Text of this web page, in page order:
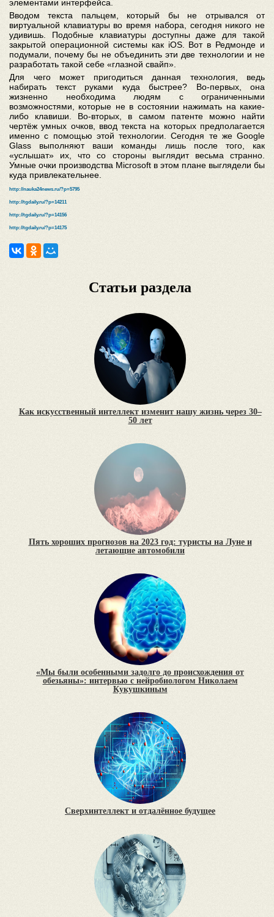
элементами интерфейса.
Вводом текста пальцем, который бы не отрывался от
виртуальной клавиатуры во время набора, сегодня никого не
удивишь. Подобные клавиатуры доступны даже для такой
закрытой операционной системы как iOS. Вот в Редмонде и
подумали, почему бы не объединить эти две технологии и не
разработать такой себе «глазной свайп».
Для чего может пригодиться данная технология, ведь
набирать текст руками куда быстрее? Во-первых, она
жизненно необходима людям с ограниченными
возможностями, которые не в состоянии нажимать на какие-
либо клавиши. Во-вторых, в самом патенте можно найти
чертёж умных очков, ввод текста на которых предполагается
именно с помощью этой технологии. Сегодня те же Google
Glass выполняют ваши команды лишь после того, как
«услышат» их, что со стороны выглядит весьма странно.
Умные очки производства Microsoft в этом плане выглядели бы
куда привлекательнее.
http://nauka24news.ru/?p=5795
http://tgdaily.ru/?p=14211
http://tgdaily.ru/?p=14156
http://tgdaily.ru/?p=14175
Статьи раздела
Как искусственный интеллект изменит нашу жизнь через 30–
50 лет
Пять хороших прогнозов на 2023 год: туристы на Луне и
летающие автомобили
«Мы были особенными задолго до происхождения от
обезьяны»: интервью с нейробиологом Николаем
Кукушкиным
Сверхинтеллект и отдалённое будущее